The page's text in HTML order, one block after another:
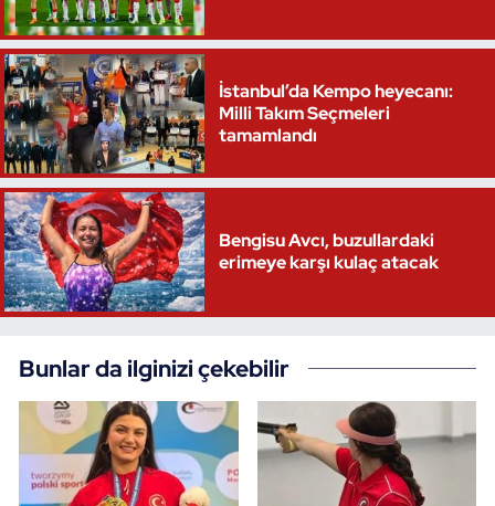
İstanbul’da Kempo heyecanı:
Milli Takım Seçmeleri
tamamlandı
Bengisu Avcı, buzullardaki
erimeye karşı kulaç atacak
Bunlar da ilginizi çekebilir
Triatlon
Voleybol
Vücut Geliştirme Fitness
Wushu Kungfu
Yelken